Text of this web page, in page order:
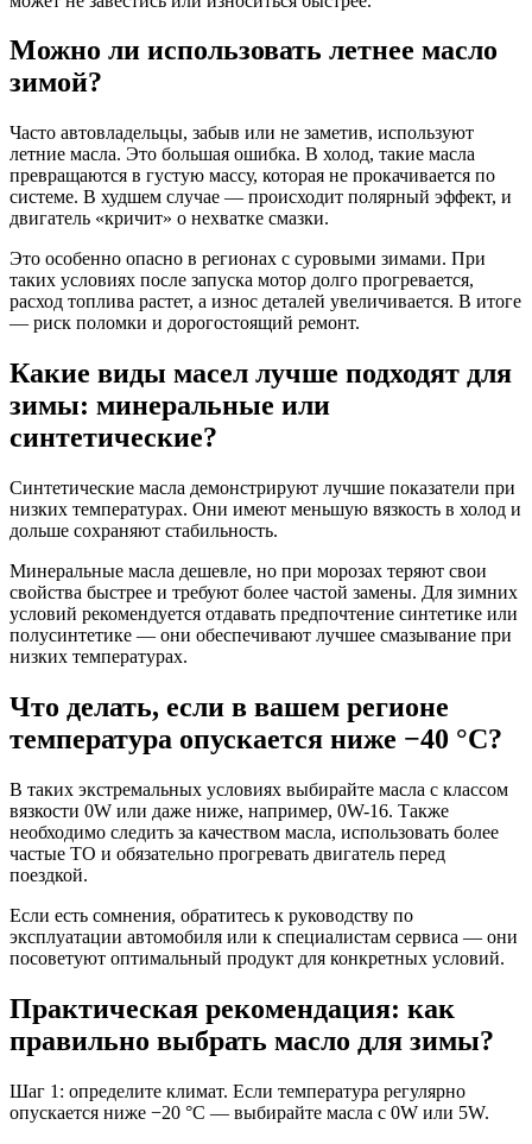
Можно ли использовать летнее масло
зимой?
Часто автовладельцы, забыв или не заметив, используют
летние масла. Это большая ошибка. В холод, такие масла
превращаются в густую массу, которая не прокачивается по
системе. В худшем случае — происходит полярный эффект, и
двигатель «кричит» о нехватке смазки.
Это особенно опасно в регионах с суровыми зимами. При
таких условиях после запуска мотор долго прогревается,
расход топлива растет, а износ деталей увеличивается. В итоге
— риск поломки и дорогостоящий ремонт.
Какие виды масел лучше подходят для
зимы: минеральные или
синтетические?
Синтетические масла демонстрируют лучшие показатели при
низких температурах. Они имеют меньшую вязкость в холод и
дольше сохраняют стабильность.
Минеральные масла дешевле, но при морозах теряют свои
свойства быстрее и требуют более частой замены. Для зимних
условий рекомендуется отдавать предпочтение синтетике или
полусинтетике — они обеспечивают лучшее смазывание при
низких температурах.
Что делать, если в вашем регионе
температура опускается ниже −40 °C?
В таких экстремальных условиях выбирайте масла с классом
вязкости 0W или даже ниже, например, 0W-16. Также
необходимо следить за качеством масла, использовать более
частые ТО и обязательно прогревать двигатель перед
поездкой.
Если есть сомнения, обратитесь к руководству по
эксплуатации автомобиля или к специалистам сервиса — они
посоветуют оптимальный продукт для конкретных условий.
Практическая рекомендация: как
правильно выбрать масло для зимы?
Шаг 1: определите климат. Если температура регулярно
опускается ниже −20 °C — выбирайте масла с 0W или 5W.